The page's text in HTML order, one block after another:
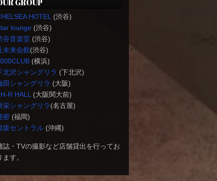
GROUP
HOTEL
(渋谷)
lounge(渋谷)
谷音楽堂(渋谷)
未来会館(渋谷)
(横浜)
北沢シャングリラ (下北沢)
田シャングリラ (大阪)
R HALL (大阪関大前)
栄シャングリラ(名古屋)
密(福岡)
坂セントラル(沖縄)
誌・TVの撮影など店舗貸出を行ってお
ます。